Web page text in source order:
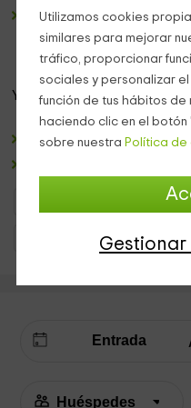
Utilizamos cookies
similares para mejorar
tráfico, proporcionar
sociales y personalizar
función de tus hábitos
haciendo clic en el
sobre nuestra Política de
Un cuarto de baño
y preparado para que te
de hacer turismo, y
Ya en elexterior, el
Unazona de patio con
Bungalows y Cabañas Tui